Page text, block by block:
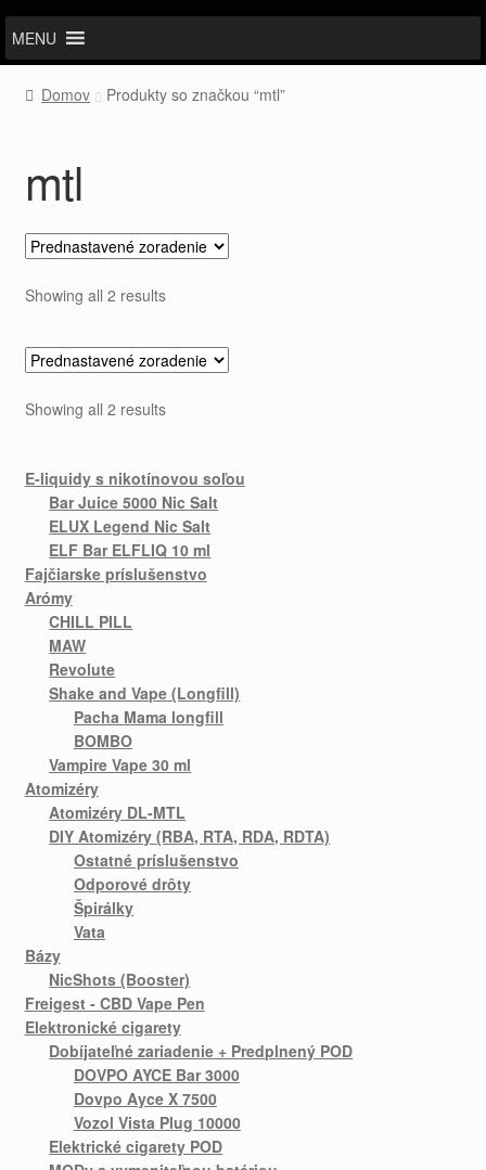
MENU
Domov Produkty so značkou “mtl”
mtl
Showing all 2 results
Showing all 2 results
E-liquidy s nikotínovou soľou
Bar Juice 5000 Nic Salt
ELUX Legend Nic Salt
ELF Bar ELFLIQ 10 ml
Fajčiarske príslušenstvo
Arómy
CHILL PILL
MAW
Revolute
Shake and Vape (Longfill)
Pacha Mama longfill
BOMBO
Vampire Vape 30 ml
Atomizéry
Atomizéry DL-MTL
DIY Atomizéry (RBA, RTA, RDA, RDTA)
Ostatné príslušenstvo
Odporové drôty
Špirálky
Vata
Bázy
NicShots (Booster)
Freigest - CBD Vape Pen
Elektronické cigarety
Dobíjateľné zariadenie + Predplnený POD
DOVPO AYCE Bar 3000
Dovpo Ayce X 7500
Vozol Vista Plug 10000
Elektrické cigarety POD